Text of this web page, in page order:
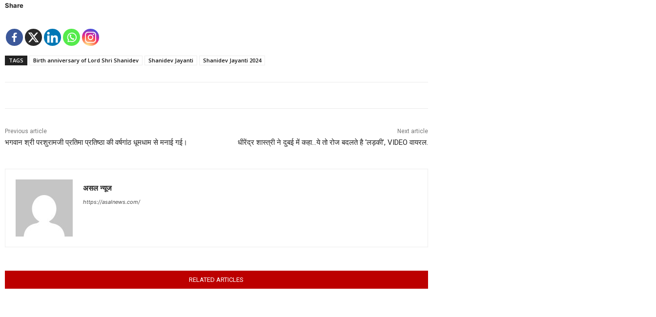
Share
TAGS Birth anniversary of Lord Shri Shanidev Shanidev Jayanti Shanidev Jayanti 2024
Previous article
भगवान श्री परशुरामजी प्रतिमा प्रतिष्ठा की वर्षगांठ धूमधाम से मनाई गई।
Next article
धीरेंद्र शास्त्री ने दुबई में कहा…ये तो रोज बदलते है ‘लड़की’, VIDEO वायरल.
असल न्यूज
https://asalnews.com/
RELATED ARTICLES